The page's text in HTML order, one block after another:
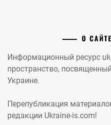
О
Информационный ресурс
пространство,
Украине.
Перепубликация
редакции Ukraine-is.com!